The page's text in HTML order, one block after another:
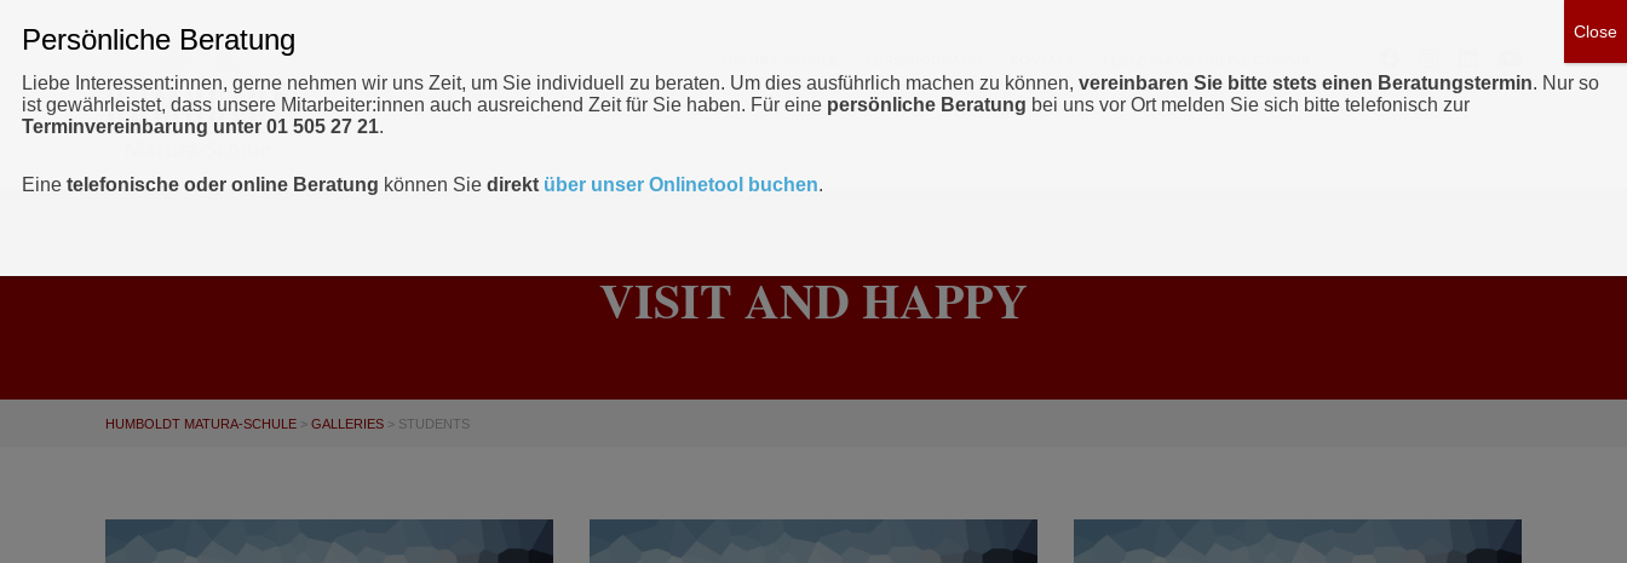
VISIT AND HAPPY
HUMBOLDT MATURA-SCHULE > GALLERIES > STUDENTS
Liebe Interessent:innen, gerne nehmen wir uns Zeit, um Sie individuell zu beraten. Um dies ausführlich machen zu können, vereinbaren Sie bitte stets einen Beratungstermin. Nur so
ist gewährleistet, dass unsere Mitarbeiter:innen auch ausreichend Zeit für Sie haben. Für eine persönliche Beratung bei uns vor Ort melden Sie sich bitte telefonisch zur
Terminvereinbarung unter 01 505 27 21.
Eine telefonische oder online Beratung können Sie direkt über unser Onlinetool buchen.